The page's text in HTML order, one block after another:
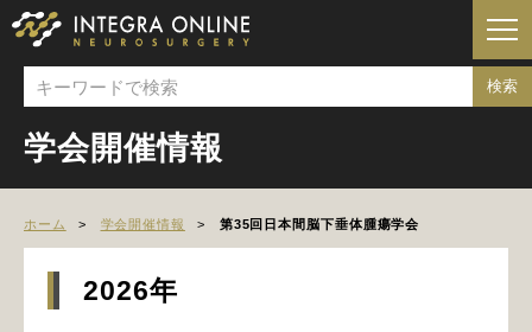
学会開催情報
ホーム 学会開催情報 第35回日本間脳下垂体腫瘍学会
2026年